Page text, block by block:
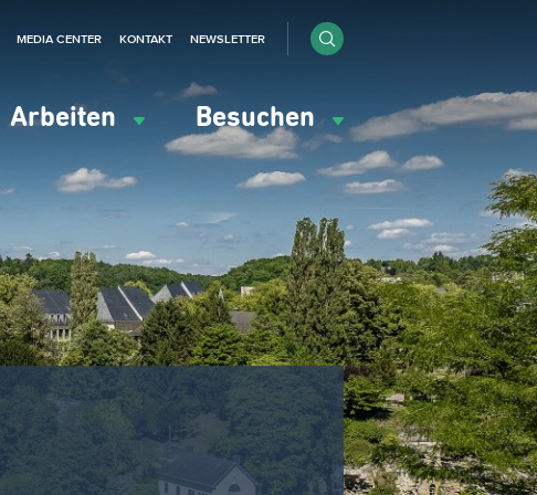
Arbeiten Besuchen
MEDIA CENTER KONTAKT NEWSLETTER